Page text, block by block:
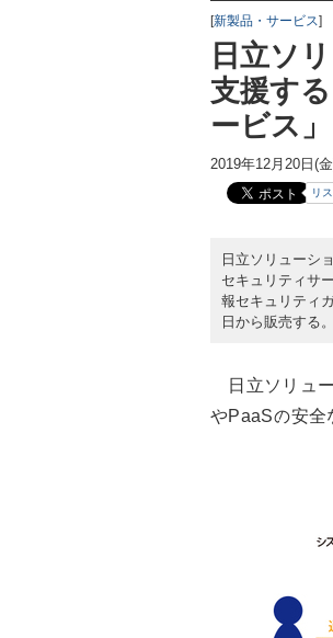
[新製品・サービス]
日立ソ
支援す
ービス」
2019年12月20日(
リ
日立ソリューシ
セキュリティサ
報セキュリティ
日から販売する
日立ソリュ
やPaaSの安全